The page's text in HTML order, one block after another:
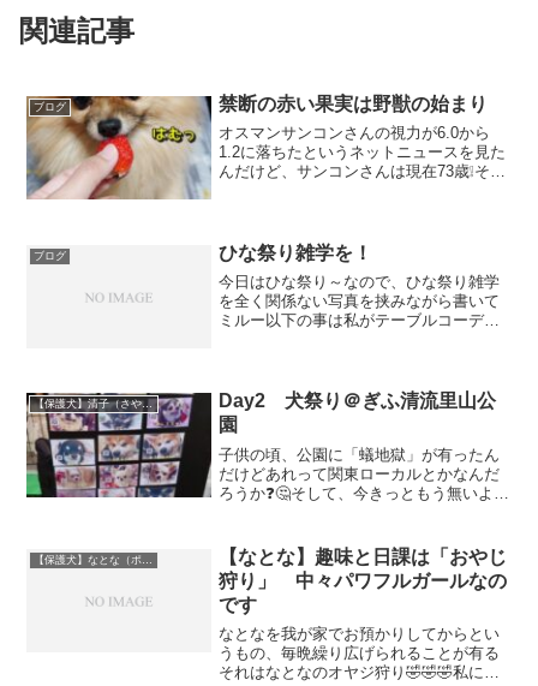
関連記事
ブログ 禁断の赤い果実は野獣の始まり
オスマンサンコンさんの視力が6.0から
1.2に落ちたというネットニュースを見た
んだけど、サンコンさんは現在73歳❕そ
えていたとか...
ブログ ひな祭り雑学を！
今日はひな祭り～なので、ひな祭り雑学
を全く関係ない写真を挟みながら書いて
ミルー以下の事は私がテーブルコーディ
全てとは思わないでくださ...
【保護犬】清子（さやこ）（ポメラニアン）
Day2 犬祭り＠ぎふ清流里山公
園
子供の頃、公園に「蟻地獄」が有ったん
だけどあれって関東ローカルとかなんだ
ろうか❓🤔そして、今きっともう無いよね
回りながら走って上がっていくの（説明
下手すぎ🤣）自分達が...
【なとな】趣味と日課は「おやじ
狩り」 中々パワフルガールなの
です
なとなを我が家でお預かりしてからとい
うもの、毎晩繰り広げられることが有る
それはなとなのオヤジ狩り🤣🤣🤣私にも